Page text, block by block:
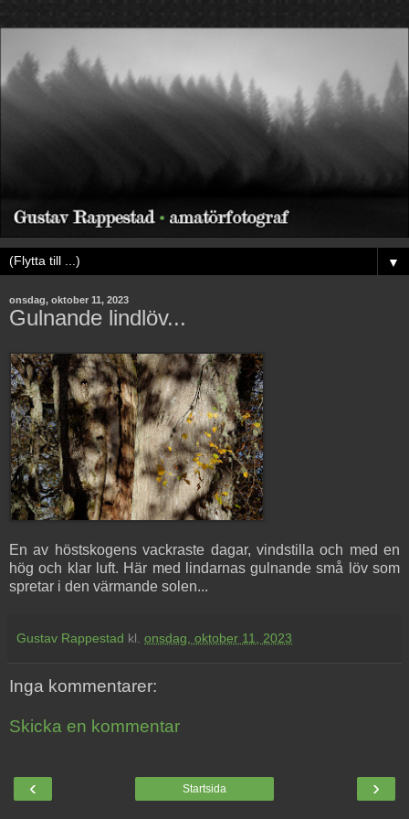
▼
onsdag, oktober 11, 2023
Gulnande lindlöv...
En av höstskogens vackraste dagar, vindstilla och med en
hög och klar luft. Här med lindarnas gulnande små löv som
spretar i den värmande solen...
Gustav Rappestad kl. onsdag, oktober 11, 2023
Inga kommentarer:
Skicka en kommentar
‹ ›
Startsida